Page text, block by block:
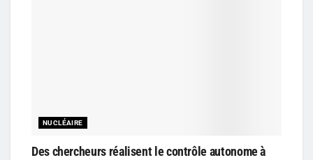
NUCLÉAIRE
Des chercheurs réalisent le contrôle autonome à